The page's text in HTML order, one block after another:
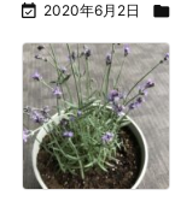
 2020年6月2日 